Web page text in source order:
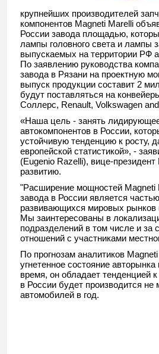
крупнейших производителей
компонентов Magneti Marelli
России завода площадью,
лампы головного света и лампы
выпускаемых на территории РФ
По заявлению руководства
завода в Рязани на проектную
выпуск продукции составит 2
будут поставляться на
Соллерс, Renault, Volkswagen
«Наша цель - занять
автокомпонентов в России,
устойчивую тенденцию к росту,
европейской статистикой», -
(Eugenio Razelli), вице-
развитию.
"Расширение мощностей Magneti
завода в России является
развивающихся мировых рынков
Мы заинтересованы в
подразделений в том числе и за
отношений с участниками
По прогнозам аналитиков
угнетенное состояние
время, он обладает тенденцией
в России будет производится
автомобилей в год.